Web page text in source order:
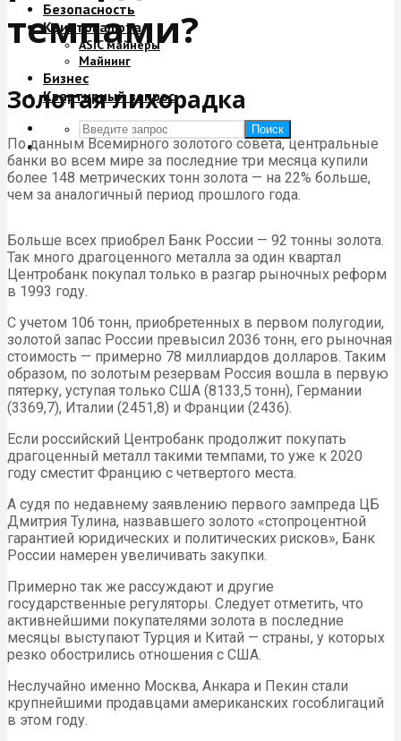
Безопасность
Криптовалюта
ASIC майнеры
Майнинг
Бизнес
Квартирный вопрос
Поиск
темпами?
Золотая лихорадка
По данным Всемирного золотого совета, центральные
банки во всем мире за последние три месяца купили
более 148 метрических тонн золота — на 22% больше,
чем за аналогичный период прошлого года.
Больше всех приобрел Банк России — 92 тонны золота.
Так много драгоценного металла за один квартал
Центробанк покупал только в разгар рыночных реформ
в 1993 году.
С учетом 106 тонн, приобретенных в первом полугодии,
золотой запас России превысил 2036 тонн, его рыночная
стоимость — примерно 78 миллиардов долларов. Таким
образом, по золотым резервам Россия вошла в первую
пятерку, уступая только США (8133,5 тонн), Германии
(3369,7), Италии (2451,8) и Франции (2436).
Если российский Центробанк продолжит покупать
драгоценный металл такими темпами, то уже к 2020
году сместит Францию с четвертого места.
А судя по недавнему заявлению первого зампреда ЦБ
Дмитрия Тулина, назвавшего золото «стопроцентной
гарантией юридических и политических рисков», Банк
России намерен увеличивать закупки.
Примерно так же рассуждают и другие
государственные регуляторы. Следует отметить, что
активнейшими покупателями золота в последние
месяцы выступают Турция и Китай — страны, у которых
резко обострились отношения с США.
Неслучайно именно Москва, Анкара и Пекин стали
крупнейшими продавцами американских гособлигаций
в этом году.